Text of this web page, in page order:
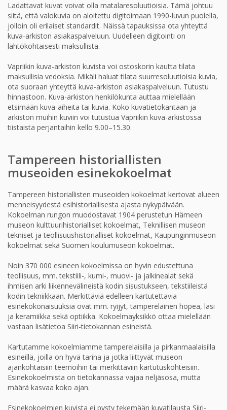
Ladattavat kuvat voivat olla matalaresoluutioisia. Tämä johtuu
siitä, että valokuvia on aloitettu digitoimaan 1990-luvun puolella,
jolloin oli erilaiset standardit. Näissä tapauksissa ota yhteyttä
kuva-arkiston asiakaspalveluun. Uudelleen digitointi on
lähtökohtaisesti maksullista.
Vapriikin kuva-arkiston kuvista voi ostoskorin kautta tilata
maksullisia vedoksia. Mikäli haluat tilata suurresoluutioisia kuvia,
ota suoraan yhteyttä kuva-arkiston asiakaspalveluun. Tutustu
hinnastoon. Kuva-arkiston henkilökunta auttaa mielellään
etsimään kuva-aiheita tai kuvia. Koko kuvatietokantaan ja
arkiston muihin kuviin voi tutustua Vapriikin kuva-arkistossa
tiistaista perjantaihin kello 9.00–15.30.
Tampereen historiallisten
museoiden esinekokoelmat
Tampereen historiallisten museoiden kokoelmat kertovat alueen
menneisyydestä esihistoriallisesta ajasta nykypäivään.
Kokoelman rungon muodostavat 1904 perustetun Hämeen
museon kulttuurihistorialliset kokoelmat, Teknillisen museon
tekniset ja teollisuushistorialliset kokoelmat, Kaupunginmuseon
kokoelmat sekä Suomen koulumuseon kokoelmat.
Noin 370 000 esineen kokoelmissa on hyvin edustettuna
teollisuus, mm. tekstiili-, kumi-, muovi- ja jalkinealat sekä
ihmisen arki liikennevälineistä kodin sisustukseen, tekstiileistä
kodin tekniikkaan. Merkittäviä edelleen kartutettavia
esinekokonaisuuksia ovat mm. ryijyt, tamperelainen hopea, lasi
ja keramiikka sekä optiikka. Kokoelmayksikkö ottaa mielellään
vastaan lisätietoa Siiri-tietokannan esineistä.
Kartutamme kokoelmiamme tamperelaisilla ja pirkanmaalaisilla
esineillä, joilla on hyvä tarina ja jotka liittyvät museon
ajankohtaisiin teemoihin tai merkittäviin kartutuskohteisiin.
Esinekokoelmista on tietokannassa vajaa neljäsosa, mutta
määrä kasvaa koko ajan.
Esinekokoelmien kuvista ei pysty tekemään kuvatilausta Siiri-